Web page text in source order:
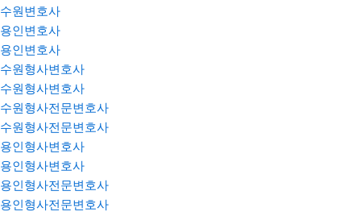
수원변호사
용인변호사
용인변호사
수원형사변호사
수원형사변호사
수원형사전문변호사
수원형사전문변호사
용인형사변호사
용인형사변호사
용인형사전문변호사
용인형사전문변호사